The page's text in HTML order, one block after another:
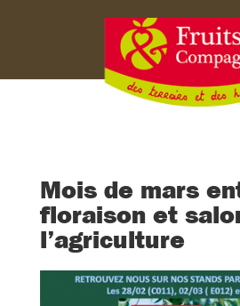
Mois de mars
floraison et
l’agriculture